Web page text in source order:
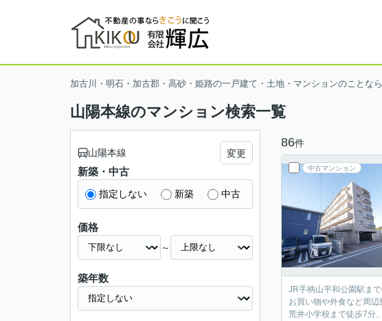
加古川・明石・加古郡・高砂・姫路の一戸建て・土地・マンションのことな
山陽本線のマンション検索一覧
86件
中古マンション
JR手柄山平和公園駅まで
お買い物や外食など周辺
荒井小学校まで徒歩7分
山陽本線 変更
新築・中古
指定しない 新築 中古
価格
～
築年数